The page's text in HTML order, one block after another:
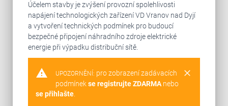
Účelem stavby je zvýšení provozní spolehlivosti
napájení technologických zařízení VD Vranov nad Dyjí
a vytvoření technických podmínek pro budoucí
bezpečné připojení náhradního zdroje elektrické
energie při výpadku distribuční sítě.
warning clear
UPOZORNĚNÍ: pro zobrazení zadávacích
podmínekse registrujte ZDARMAnebo
se přihlašte.